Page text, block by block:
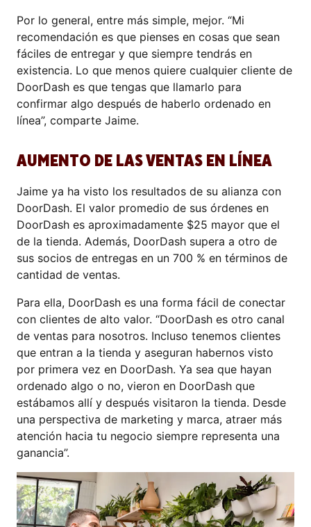
Por lo general, entre más simple, mejor. “Mi
recomendación es que pienses en cosas que sean
fáciles de entregar y que siempre tendrás en
existencia. Lo que menos quiere cualquier cliente de
DoorDash es que tengas que llamarlo para
confirmar algo después de haberlo ordenado en
línea”, comparte Jaime.
AUMENTO DE LAS VENTAS EN LÍNEA
Jaime ya ha visto los resultados de su alianza con
DoorDash. El valor promedio de sus órdenes en
DoorDash es aproximadamente $25 mayor que el
de la tienda. Además, DoorDash supera a otro de
sus socios de entregas en un 700 % en términos de
cantidad de ventas.
Para ella, DoorDash es una forma fácil de conectar
con clientes de alto valor. “DoorDash es otro canal
de ventas para nosotros. Incluso tenemos clientes
que entran a la tienda y aseguran habernos visto
por primera vez en DoorDash. Ya sea que hayan
ordenado algo o no, vieron en DoorDash que
estábamos allí y después visitaron la tienda. Desde
una perspectiva de marketing y marca, atraer más
atención hacia tu negocio siempre representa una
ganancia”.